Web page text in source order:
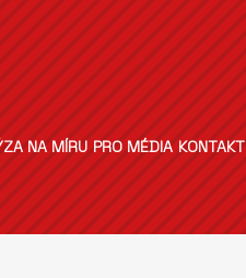
NA MÍRU PRO MÉDIA KONTAKT